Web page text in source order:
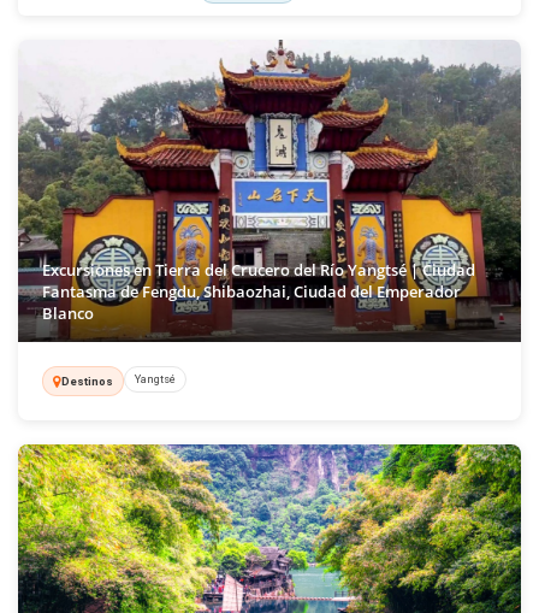
Excursiones en Tierra del Crucero del Río Yangtsé | Ciudad
Fantasma de Fengdu, Shibaozhai, Ciudad del Emperador
Blanco
Destinos Yangtsé